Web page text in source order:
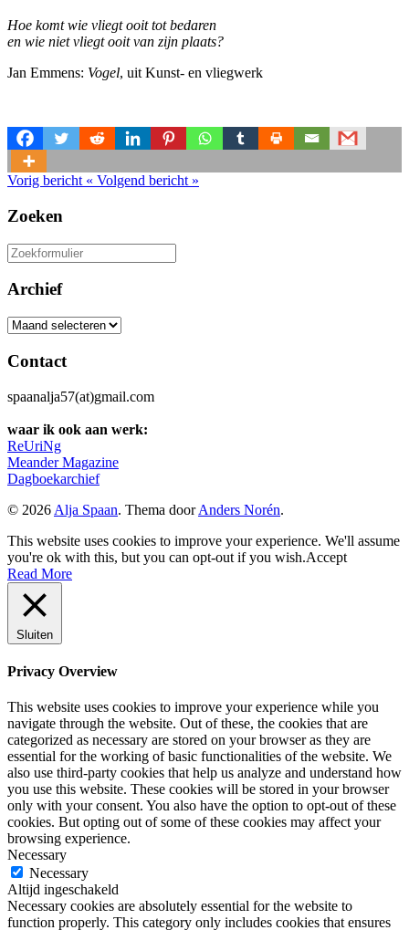
Hoe komt wie vliegt ooit tot bedaren
en wie niet vliegt ooit van zijn plaats?
Jan Emmens: Vogel, uit Kunst- en vliegwerk
Vorig bericht « Volgend bericht »
Zoeken
Zoeken
naar:
Archief
Archief
Contact
spaanalja57(at)gmail.com
waar ik ook aan werk:
ReUriNg
Meander Magazine
Dagboekarchief
© 2026 Alja Spaan. Thema doorAnders Norén.
This website uses cookies to improve your experience. We'll assume
you're ok with this, but you can opt-out if you wish.Accept
Read More
Sluiten
Privacy Overview
This website uses cookies to improve your experience while you
navigate through the website. Out of these, the cookies that are
categorized as necessary are stored on your browser as they are
essential for the working of basic functionalities of the website. We
also use third-party cookies that help us analyze and understand how
you use this website. These cookies will be stored in your browser
only with your consent. You also have the option to opt-out of these
cookies. But opting out of some of these cookies may affect your
browsing experience.
Necessary
Necessary
Altijd ingeschakeld
Necessary cookies are absolutely essential for the website to
function properly. This category only includes cookies that ensures